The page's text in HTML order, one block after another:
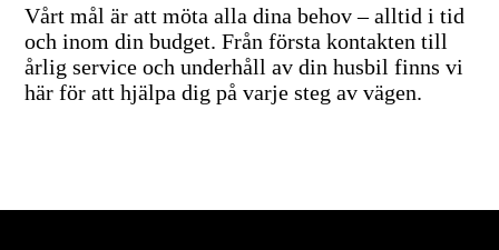
Vårt mål är att möta alla dina behov – alltid i tid
och inom din budget. Från första kontakten till
årlig service och underhåll av din husbil finns vi
här för att hjälpa dig på varje steg av vägen.